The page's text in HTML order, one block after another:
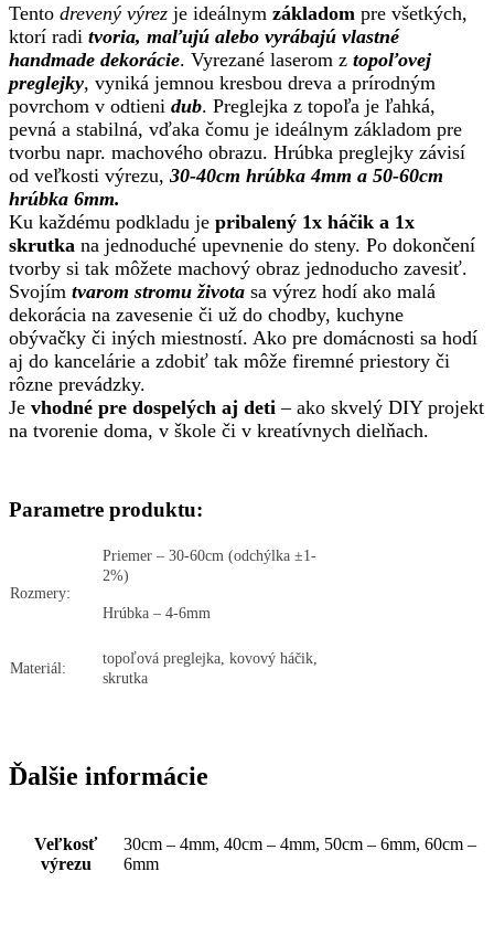
Tento drevený výrez je ideálnym základom pre všetkých,
ktorí radi tvoria, maľujú alebo vyrábajú vlastné
handmade dekorácie. Vyrezané laserom z topoľovej
preglejky, vyniká jemnou kresbou dreva a prírodným
povrchom v odtieni dub. Preglejka z topoľa je ľahká,
pevná a stabilná, vďaka čomu je ideálnym základom pre
tvorbu napr. machového obrazu. Hrúbka preglejky závisí
od veľkosti výrezu, 30-40cm hrúbka 4mm a 50-60cm
hrúbka 6mm.
Ku každému podkladu je pribalený 1x háčik a 1x
skrutka na jednoduché upevnenie do steny. Po dokončení
tvorby si tak môžete machový obraz jednoducho zavesiť.
Svojím tvarom stromu života sa výrez hodí ako malá
dekorácia na zavesenie či už do chodby, kuchyne
obývačky či iných miestností. Ako pre domácnosti sa hodí
aj do kancelárie a zdobiť tak môže firemné priestory či
rôzne prevádzky.
Je vhodné pre dospelých aj deti – ako skvelý DIY projekt
na tvorenie doma, v škole či v kreatívnych dielňach.
Parametre produktu:
Rozmery:
Priemer – 30-60cm (odchýlka ±1-
2%)
Hrúbka – 4-6mm
Materiál:
topoľová preglejka, kovový háčik,
skrutka
Ďalšie informácie
Veľkosť
výrezu
30cm – 4mm, 40cm – 4mm, 50cm – 6mm, 60cm –
6mm